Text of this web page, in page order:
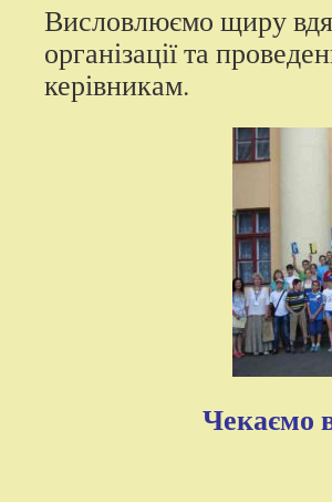
Висловлюємо щиру
організації та
керівникам.
Чекаємо